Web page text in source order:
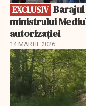
EXCLUSIV
ministrului
autorizației
14 MARTIE 2026
EXCLUSIV